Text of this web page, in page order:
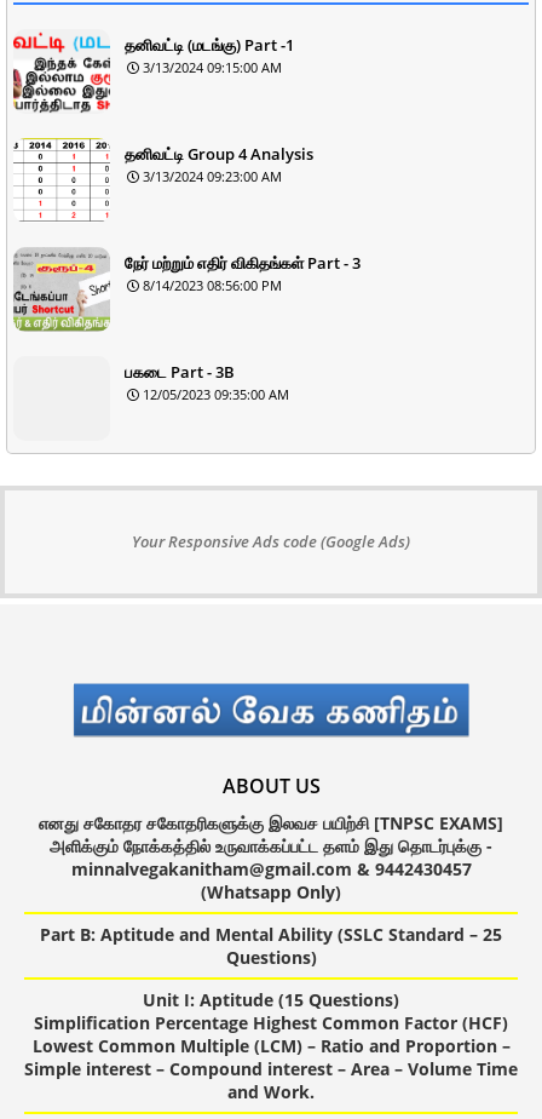
தனிவட்டி (மடங்கு) Part -1
3/13/2024 09:15:00 AM
தனிவட்டி Group 4 Analysis
3/13/2024 09:23:00 AM
நேர் மற்றும் எதிர் விகிதங்கள் Part - 3
8/14/2023 08:56:00 PM
பகடை Part - 3B
12/05/2023 09:35:00 AM
Your Responsive Ads code (Google Ads)
ABOUT US
எனது சகோதர சகோதரிகளுக்கு இலவச பயிற்சி [TNPSC EXAMS]
அளிக்கும் நோக்கத்தில் உருவாக்கப்பட்ட தளம் இது தொடர்புக்கு -
minnalvegakanitham@gmail.com & 9442430457
(Whatsapp Only)
Part B: Aptitude and Mental Ability (SSLC Standard – 25
Questions)
Unit I: Aptitude (15 Questions)
Simplification Percentage Highest Common Factor (HCF)
Lowest Common Multiple (LCM) – Ratio and Proportion –
Simple interest – Compound interest – Area – Volume Time
and Work.